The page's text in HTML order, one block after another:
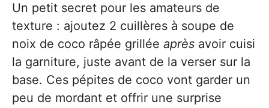
Un petit secret pour les amateurs de
texture : ajoutez 2 cuillères à soupe de
noix de coco râpée grillée après avoir cuisi
la garniture, juste avant de la verser sur la
base. Ces pépites de coco vont garder un
peu de mordant et offrir une surprise